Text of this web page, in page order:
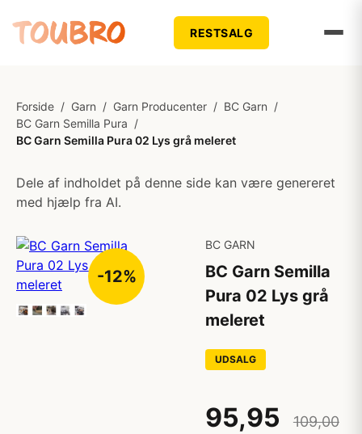
RESTSALG
Forside / Garn / Garn Producenter / BC Garn /
BC Garn Semilla Pura /
BC Garn Semilla Pura 02 Lys grå meleret
Dele af indholdet på denne side kan være genereret
med hjælp fra AI.
-12%
BC GARN
BC Garn Semilla
Pura 02 Lys grå
meleret
UDSALG
95,95
109,00